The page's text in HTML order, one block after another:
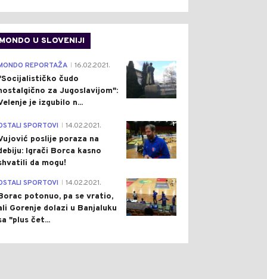
MONDO U SLOVENIJI
4
REPORTAŽA 16.02.2021.
čudo
za Jugoslavijom":
je izgubilo n...
1
SPORTOVI 14.02.2021.
poslije poraza na
Igrači Borca kasno
da mogu!
3
SPORTOVI 14.02.2021.
potonuo, pa se vratio,
Gorenje dolazi u Banjaluku
"plus čet...